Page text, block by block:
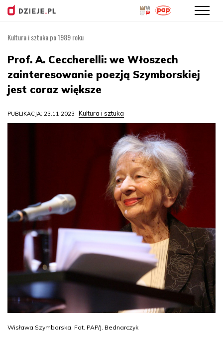
treści
Kultura i sztuka po 1989 roku
Prof. A. Ceccherelli: we Włoszech
zainteresowanie poezją Szymborskiej
jest coraz większe
PUBLIKACJA: 23.11.2023 Kultura i sztuka
Wisława Szymborska. Fot. PAP/J. Bednarczyk